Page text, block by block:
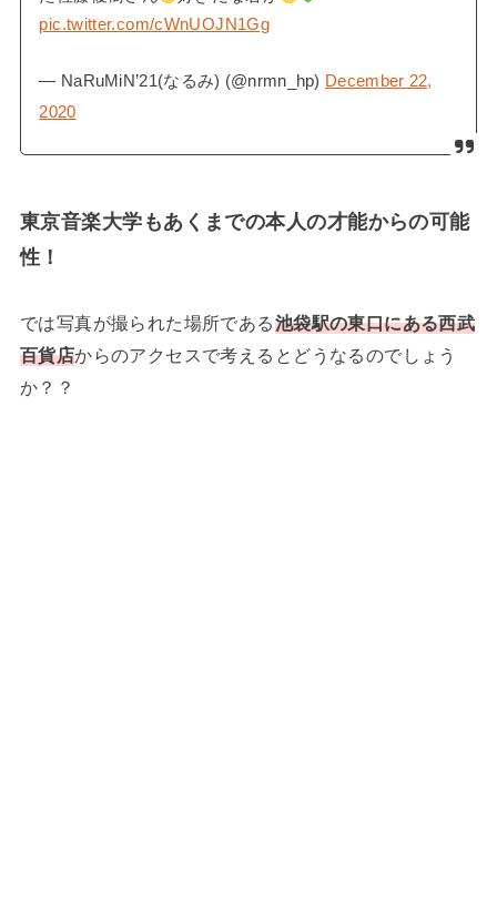
pic.twitter.com/cWnUOJN1Gg
— NaRuMiN’21(なるみ) (@nrmn_hp) December 22,
2020
東京音楽大学もあくまでの本人の才能からの可能
性！
では写真が撮られた場所である池袋駅の東口にある西武
百貨店からのアクセスで考えるとどうなるのでしょう
か？？